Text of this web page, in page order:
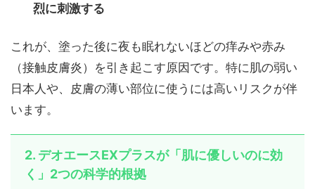
烈に刺激する
これが、塗った後に夜も眠れないほどの痒みや赤み
（接触皮膚炎）を引き起こす原因です。特に肌の弱い
日本人や、皮膚の薄い部位に使うには高いリスクが伴
います。
2. デオエースEXプラスが「肌に優しいのに効
く」2つの科学的根拠